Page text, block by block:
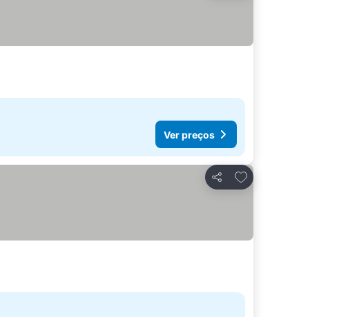
Ver preços
Partilhar
Adicionar aos favoritos